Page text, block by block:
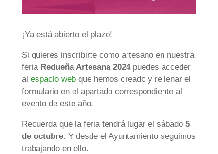
¡Ya está abierto el plazo!
Si quieres inscribirte como artesano en nuestra
feria Redueña Artesana 2024puedes acceder
al espacio webque hemos creado y rellenar el
formulario en el apartado correspondiente al
evento de este año.
Recuerda que la feria tendrá lugar el sábado 5
de octubre. Y desde el Ayuntamiento seguimos
trabajando en ello.